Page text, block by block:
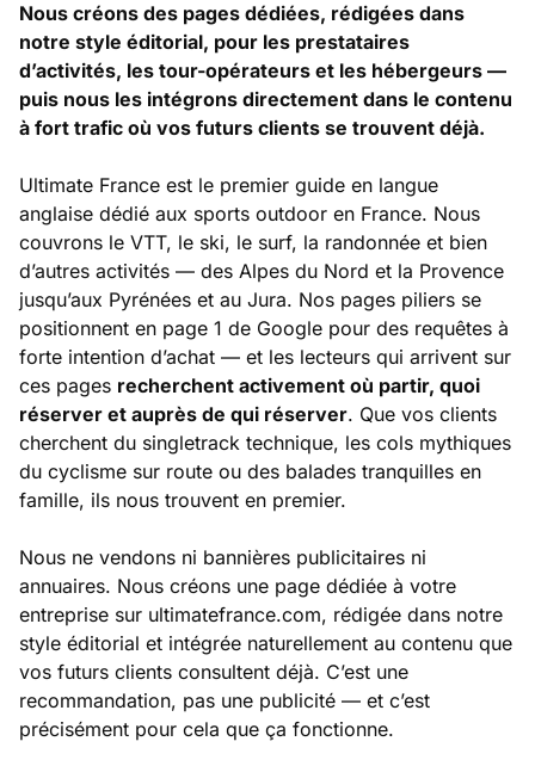
Nous créons des pages dédiées, rédigées dans
notre style éditorial, pour les prestataires
d’activités, les tour-opérateurs et les hébergeurs —
puis nous les intégrons directement dans le contenu
à fort trafic où vos futurs clients se trouvent déjà.
Ultimate France est le premier guide en langue
anglaise dédié aux sports outdoor en France. Nous
couvrons le VTT, le ski, le surf, la randonnée et bien
d’autres activités — des Alpes du Nord et la Provence
jusqu’aux Pyrénées et au Jura. Nos pages piliers se
positionnent en page 1 de Google pour des requêtes à
forte intention d’achat — et les lecteurs qui arrivent sur
ces pages recherchent activement où partir, quoi
réserver et auprès de qui réserver. Que vos clients
cherchent du singletrack technique, les cols mythiques
du cyclisme sur route ou des balades tranquilles en
famille, ils nous trouvent en premier.
Nous ne vendons ni bannières publicitaires ni
annuaires. Nous créons une page dédiée à votre
entreprise sur ultimatefrance.com, rédigée dans notre
style éditorial et intégrée naturellement au contenu que
vos futurs clients consultent déjà. C’est une
recommandation, pas une publicité — et c’est
précisément pour cela que ça fonctionne.